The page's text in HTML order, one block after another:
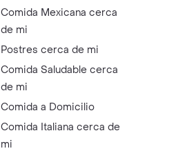
Comida Mexicana cerca
de mi
Postres cerca de mi
Comida Saludable cerca
de mi
Comida a Domicilio
Comida Italiana cerca de
mi